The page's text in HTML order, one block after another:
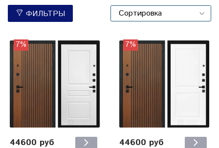
ФИЛЬТРЫ
7%
44600 руб
7%
44600 руб